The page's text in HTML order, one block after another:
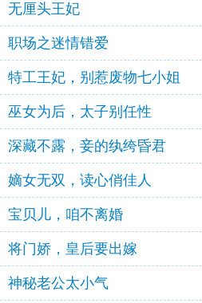
无厘头王妃
职场之迷情错爱
特工王妃，别惹废物七小姐
巫女为后，太子别任性
深藏不露，妾的纨绔昏君
嫡女无双，读心俏佳人
宝贝儿，咱不离婚
将门娇，皇后要出嫁
神秘老公太小气